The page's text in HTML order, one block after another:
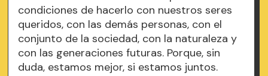
condiciones de hacerlo con nuestros seres
queridos, con las demás personas, con el
conjunto de la sociedad, con la naturaleza y
con las generaciones futuras. Porque, sin
duda, estamos mejor, si estamos juntos.